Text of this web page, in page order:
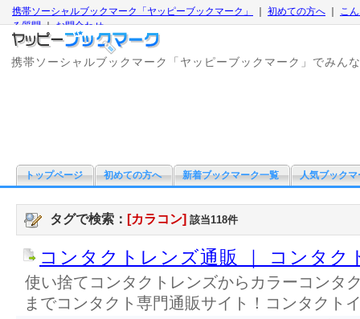
携帯ソーシャルブックマーク「ヤッピーブックマーク」 初めての方へ
こ
る質問｜お問合わせ
携帯ソーシャルブックマーク「ヤッピーブックマーク」でみん
トップページ 初めての方へ 新着ブックマーク一覧 人気ブックマ
タグで検索： [カラコン] 該当118件
コンタクトレンズ通販 ｜ コンタク
使い捨てコンタクトレンズからカラーコンタ
までコンタクト専門通販サイト！コンタクト